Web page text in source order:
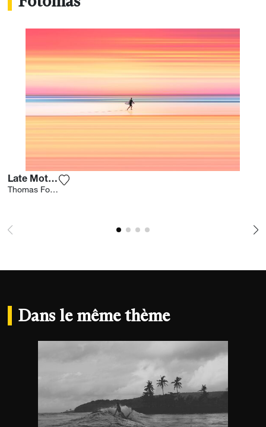
Late Motive
Thomas Fotomas
Dans le même thème